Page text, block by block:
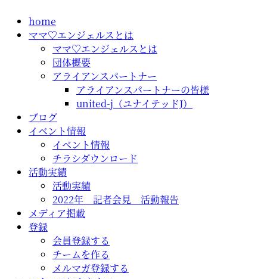
home
ママ♡エンジェルスとは
ママ♡エンジェルスとは
団体概要
アライアンスパートナー
アライアンスパートナーの皆様
united-j（ユナイテッドJ）
ブログ
イベント情報
イベント情報
チラシダウンロード
活動実績
活動実績
2022年 記者会見 活動報告
メディア掲載
登録
会員登録する
チームを作る
メルマガ登録する